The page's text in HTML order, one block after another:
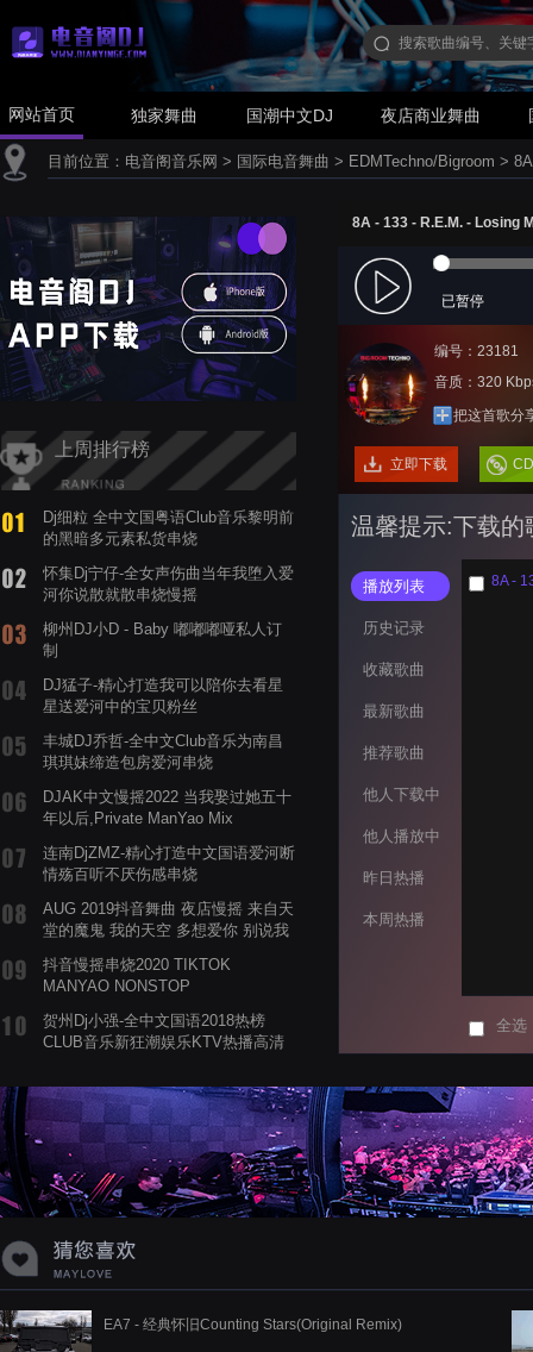
网站首页 独家舞曲 国潮中文DJ 夜店商业舞曲
目前位置： 电音阁音乐网 > 国际电音舞曲 > EDMTechno/Bigroom >
上周排行榜
Dj细粒 全中文国粤语Club音乐黎明前
的黑暗多元素私货串烧
怀集Dj宁仔-全女声伤曲当年我堕入爱
河你说散就散串烧慢摇
柳州DJ小D - Baby 嘟嘟嘟哑私人订
制
DJ猛子-精心打造我可以陪你去看星
星送爱河中的宝贝粉丝
丰城DJ乔哲-全中文Club音乐为南昌
琪琪妹缔造包房爱河串烧
DJAK中文慢摇2022 当我娶过她五十
年以后,Private ManYao Mix
连南DjZMZ-精心打造中文国语爱河断
情殇百听不厌伤感串烧
AUG 2019抖音舞曲 夜店慢摇 来自天
堂的魔鬼 我的天空 多想爱你 别说我
抖音慢摇串烧2020 TIKTOK
MANYAO NONSTOP
蝉爸爸妈妈爱存在夏天的风是想你的
声音啊
贺州Dj小强-全中文国语2018热榜
CLUB音乐新狂潮娱乐KTV热播高清
8A - 133 - R.E.M. - Losing
已暂停
编号：23181
音质：320
把这首歌分
立即下载
温馨提示:下载的
播放列表
历史记录
收藏歌曲
最新歌曲
推荐歌曲
他人下载中
他人播放中
昨日热播
本周热播
全选
EA7 - 经典怀旧Counting Stars(Original Remix)